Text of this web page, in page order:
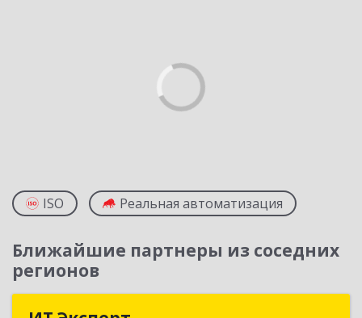
ISO Реальная автоматизация
Ближайшие партнеры из соседних
регионов